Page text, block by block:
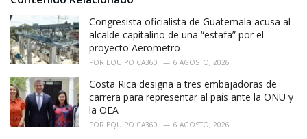
:
Congresista oficialista de Guatemala acusa al
alcalde capitalino de una “estafa” por el
proyecto Aerometro
POR EQUIPO CA360 6 AGOSTO, 2026
Costa Rica designa a tres embajadoras de
carrera para representar al país ante la ONU y
la OEA
POR EQUIPO CA360 6 AGOSTO, 2026